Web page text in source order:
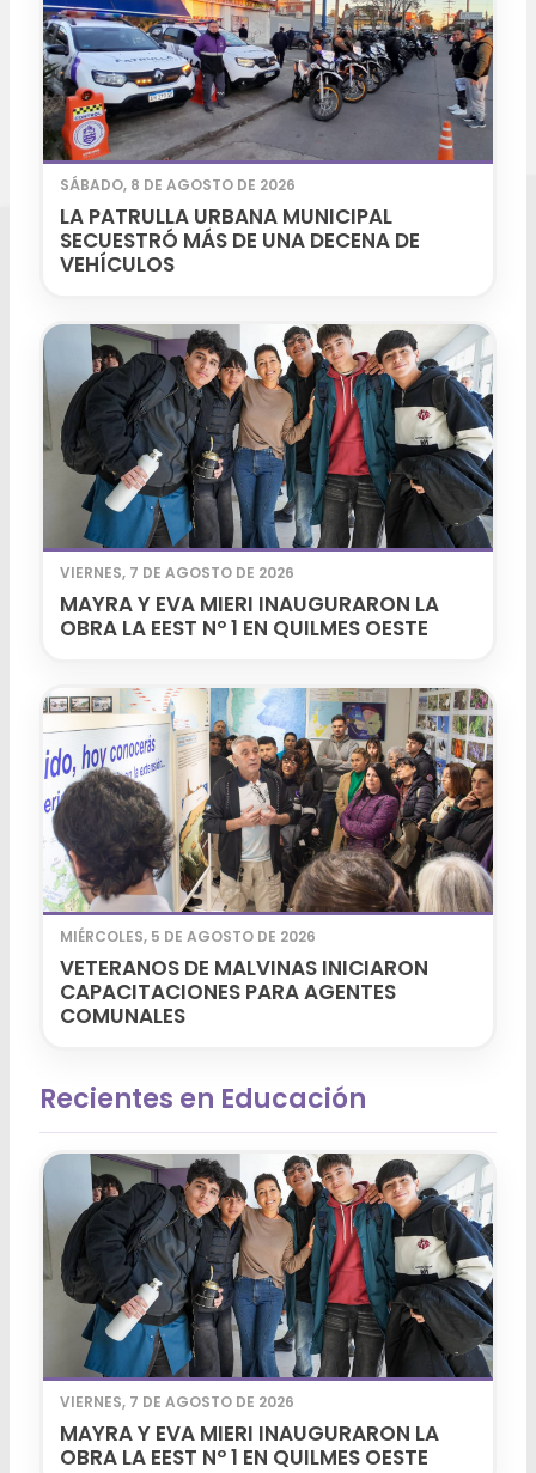
SÁBADO, 8 DE AGOSTO DE 2026
LA PATRULLA URBANA MUNICIPAL
SECUESTRÓ MÁS DE UNA DECENA DE
VEHÍCULOS
VIERNES, 7 DE AGOSTO DE 2026
MAYRA Y EVA MIERI INAUGURARON LA
OBRA LA EEST Nº 1 EN QUILMES OESTE
MIÉRCOLES, 5 DE AGOSTO DE 2026
VETERANOS DE MALVINAS INICIARON
CAPACITACIONES PARA AGENTES
COMUNALES
Recientes en Educación
VIERNES, 7 DE AGOSTO DE 2026
MAYRA Y EVA MIERI INAUGURARON LA
OBRA LA EEST Nº 1 EN QUILMES OESTE